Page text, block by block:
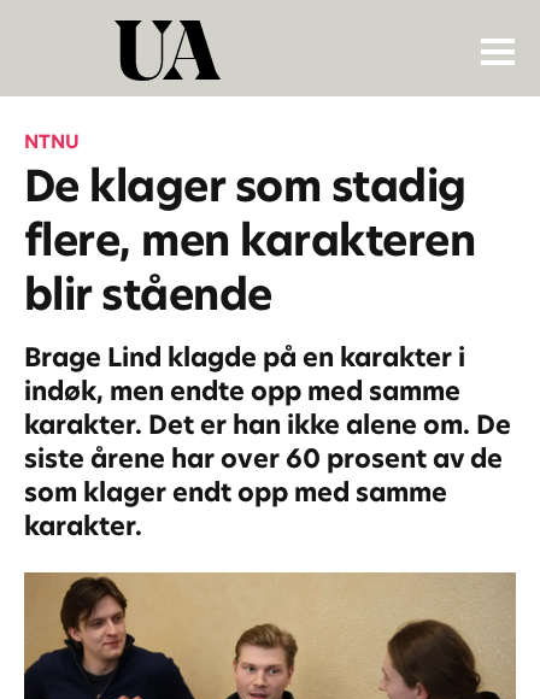
NTNU
De klager som stadig
flere, men karakteren
blir stående
Brage Lind klagde på en karakter i
indøk, men endte opp med samme
karakter. Det er han ikke alene om. De
siste årene har over 60 prosent av de
som klager endt opp med samme
karakter.